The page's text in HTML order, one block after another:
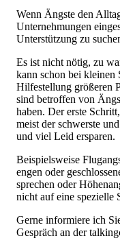
Wenn Ängste den
Unternehmungen
Unterstützung zu
Es ist nicht nötig, zu
kann schon bei
Hilfestellung größeren
sind betroffen von
haben. Der erste
meist der schwerste
und viel Leid ersparen.
Beispielsweise
engen oder
sprechen oder
nicht auf eine spezielle
Gerne informiere ich
Gespräch an der